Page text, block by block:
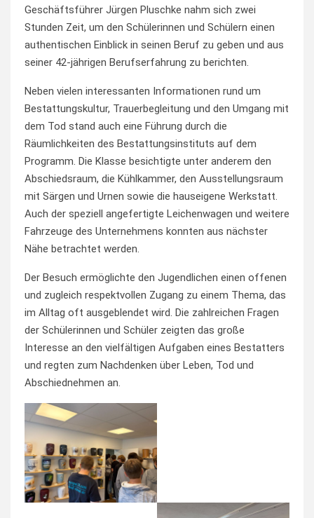
Geschäftsführer Jürgen Pluschke nahm sich zwei
Stunden Zeit, um den Schülerinnen und Schülern einen
authentischen Einblick in seinen Beruf zu geben und aus
seiner 42-jährigen Berufserfahrung zu berichten.
Neben vielen interessanten Informationen rund um
Bestattungskultur, Trauerbegleitung und den Umgang mit
dem Tod stand auch eine Führung durch die
Räumlichkeiten des Bestattungsinstituts auf dem
Programm. Die Klasse besichtigte unter anderem den
Abschiedsraum, die Kühlkammer, den Ausstellungsraum
mit Särgen und Urnen sowie die hauseigene Werkstatt.
Auch der speziell angefertigte Leichenwagen und weitere
Fahrzeuge des Unternehmens konnten aus nächster
Nähe betrachtet werden.
Der Besuch ermöglichte den Jugendlichen einen offenen
und zugleich respektvollen Zugang zu einem Thema, das
im Alltag oft ausgeblendet wird. Die zahlreichen Fragen
der Schülerinnen und Schüler zeigten das große
Interesse an den vielfältigen Aufgaben eines Bestatters
und regten zum Nachdenken über Leben, Tod und
Abschiednehmen an.